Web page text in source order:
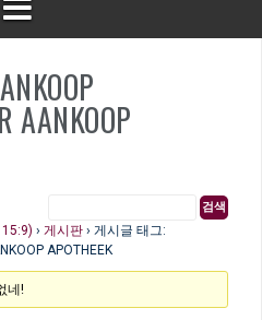
AANKOOP
› 게시판 › 게시글 태그:
APOTHEEK
네!